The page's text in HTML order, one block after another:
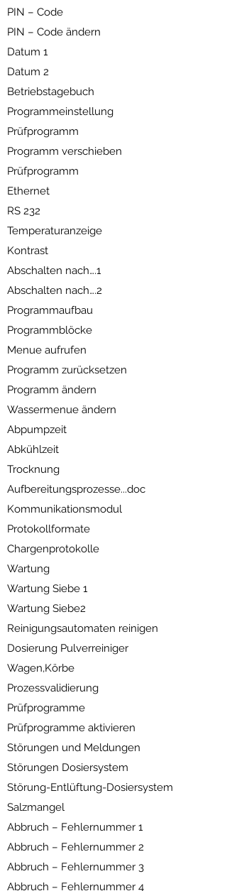
PIN – Code
PIN – Code ändern
Datum 1
Datum 2
Betriebstagebuch
Programmeinstellung
Prüfprogramm
Programm verschieben
Prüfprogramm
Ethernet
RS 232
Temperaturanzeige
Kontrast
Abschalten nach….1
Abschalten nach….2
Programmaufbau
Programmblöcke
Menue aufrufen
Programm zurücksetzen
Programm ändern
Wassermenue ändern
Abpumpzeit
Abkühlzeit
Trocknung
Aufbereitungsprozesse...doc
Kommunikationsmodul
Protokollformate
Chargenprotokolle
Wartung
Wartung Siebe 1
Wartung Siebe2
Reinigungsautomaten reinigen
Dosierung Pulverreiniger
Wagen,Körbe
Prozessvalidierung
Prüfprogramme
Prüfprogramme aktivieren
Störungen und Meldungen
Störungen Dosiersystem
Störung-Entlüftung-Dosiersystem
Salzmangel
Abbruch – Fehlernummer 1
Abbruch – Fehlernummer 2
Abbruch – Fehlernummer 3
Abbruch – Fehlernummer 4